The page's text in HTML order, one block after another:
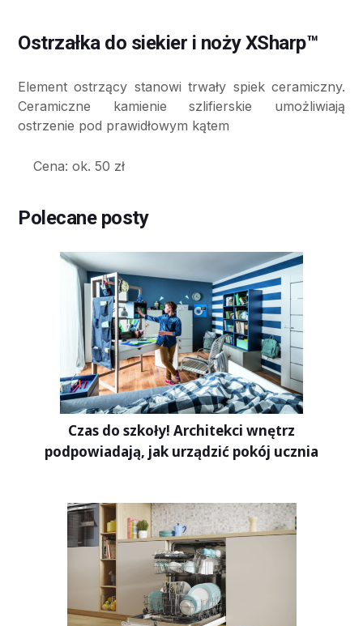
Ostrzałka do siekier i noży XSharp™
Element ostrzący stanowi trwały spiek ceramiczny.
Ceramiczne kamienie szlifierskie umożliwiają
ostrzenie pod prawidłowym kątem
Cena: ok. 50 zł
Polecane posty
Czas do szkoły! Architekci wnętrz
podpowiadają, jak urządzić pokój ucznia